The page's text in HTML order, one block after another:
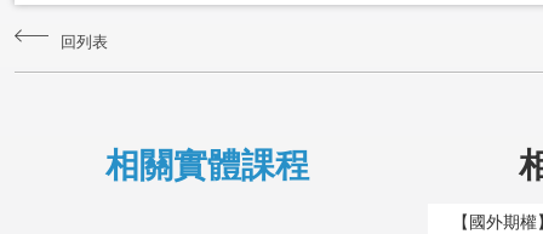
回列表
相關實體課程
【國外期